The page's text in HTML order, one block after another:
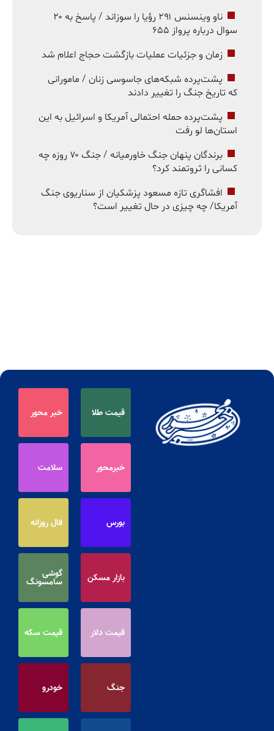
ناو وینسنس ۲۹۱ رؤیا را سوزاند / پاسخ به ۲۰
سوال درباره پرواز ۶۵۵
زمان و جزئیات عملیات بازگشت حجاج اعلام شد
پشت‌پرده شبکه‌های جاسوسی زنان / مامورانی
که تاریخ جنگ را تغییر دادند
پشت‌پرده حمله احتمالی آمریکا و اسرائیل به این
استان‌ها لو رفت
برندگان پنهان جنگ خاورمیانه / جنگ ۷۰ روزه چه
کسانی را ثروتمند کرد؟
افشاگری تازه مسعود پزشکیان از سناریوی جنگ
آمریکا/ چه چیزی در حال تغییر است؟
قیمت طلا خبر محور
خبرمحور سلامت
بورس فال روزانه
بازار مسکن گوشی
سامسونگ
قیمت دلار قیمت سکه
جنگ خودرو